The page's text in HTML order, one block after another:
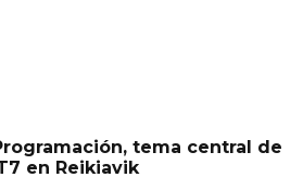
tema central de
en Reikiavik